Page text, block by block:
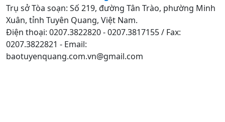
Trụ sở Tòa soạn: Số 219, đường Tân Trào, phường Minh
Xuân, tỉnh Tuyên Quang, Việt Nam.
Điện thoại: 0207.3822820 - 0207.3817155 / Fax:
0207.3822821 - Email:
baotuyenquang.com.vn@gmail.com